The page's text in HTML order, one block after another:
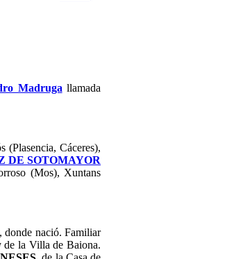
Madruga llamada
(Plasencia, Cáceres),
DE SOTOMAYOR
(Mos), Xuntans
donde nació. Familiar
de la Villa de Baiona.